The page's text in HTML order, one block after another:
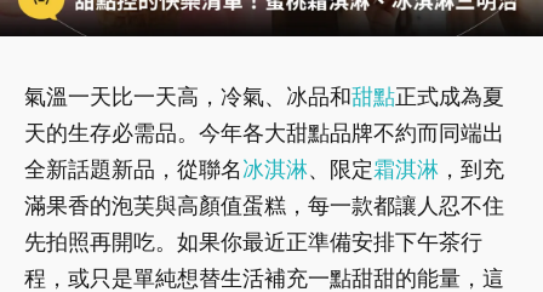
氣溫一天比一天高，冷氣、冰品和甜點正式成為夏
天的生存必需品。今年各大甜點品牌不約而同端出
全新話題新品，從聯名冰淇淋、限定霜淇淋 ，到充
滿果香的泡芙與高顏值蛋糕，每一款都讓人忍不住
先拍照再開吃。如果你最近正準備安排下午茶行
程，或只是單純想替生活補充一點甜甜的能量，這